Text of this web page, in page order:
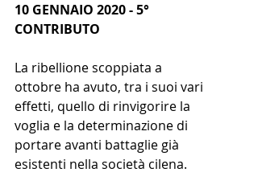
10 GENNAIO 2020 - 5°
CONTRIBUTO
La ribellione scoppiata a
ottobre ha avuto, tra i suoi vari
effetti, quello di rinvigorire la
voglia e la determinazione di
portare avanti battaglie già
esistenti nella società cilena.